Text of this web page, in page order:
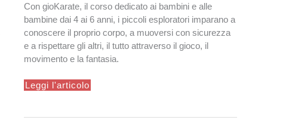
Con gioKarate, il corso dedicato ai bambini e alle
bambine dai 4 ai 6 anni, i piccoli esploratori imparano a
conoscere il proprio corpo, a muoversi con sicurezza
e a rispettare gli altri, il tutto attraverso il gioco, il
movimento e la fantasia.
gioKarate
–
Leggi l'articolo